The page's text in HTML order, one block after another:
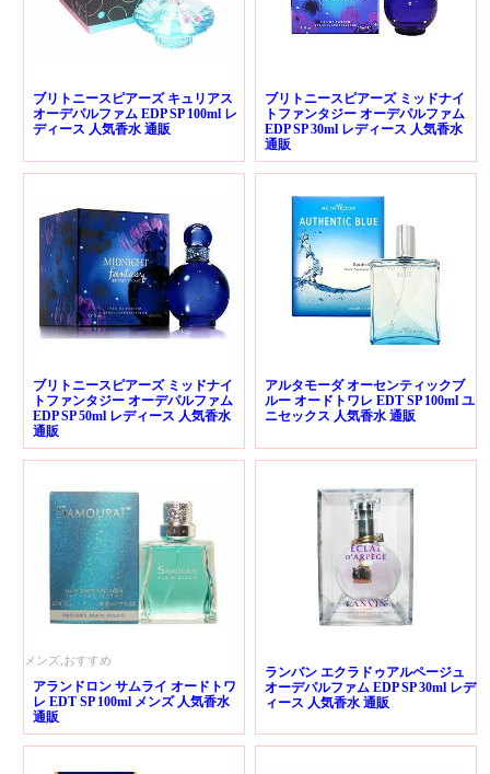
ブリトニースピアーズ キュリアス
オーデパルファム EDP SP 100ml レ
ディース 人気香水 通販
ブリトニースピアーズ ミッドナイ
トファンタジー オーデパルファム
EDP SP 30ml レディース 人気香水
通販
ブリトニースピアーズ ミッドナイ
トファンタジー オーデパルファム
EDP SP 50ml レディース 人気香水
通販
アルタモーダ オーセンティックブ
ルー オードトワレ EDT SP 100ml ユ
ニセックス 人気香水 通販
メンズ,おすすめ
アランドロン サムライ オードトワ
レ EDT SP 100ml メンズ 人気香水
通販
ランバン エクラドゥアルページュ
オーデパルファム EDP SP 30ml レデ
ィース 人気香水 通販